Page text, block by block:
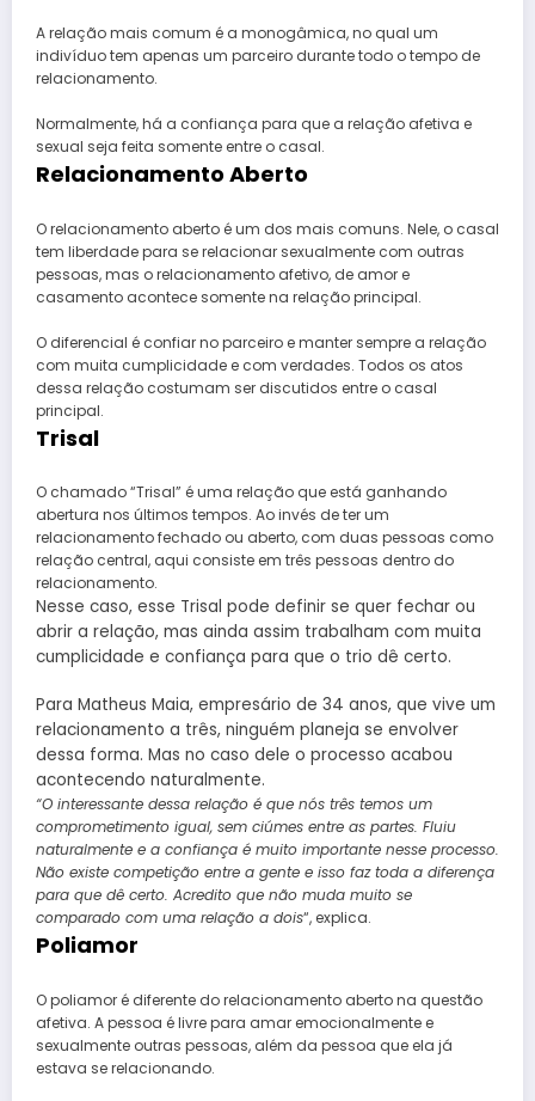
A relação mais comum é a monogâmica, no qual um
indivíduo tem apenas um parceiro durante todo o tempo de
relacionamento.
Normalmente, há a confiança para que a relação afetiva e
sexual seja feita somente entre o casal.
Relacionamento Aberto
O relacionamento aberto é um dos mais comuns. Nele, o casal
tem liberdade para se relacionar sexualmente com outras
pessoas, mas o relacionamento afetivo, de amor e
casamento acontece somente na relação principal.
O diferencial é confiar no parceiro e manter sempre a relação
com muita cumplicidade e com verdades. Todos os atos
dessa relação costumam ser discutidos entre o casal
principal.
Trisal
O chamado “Trisal” é uma relação que está ganhando
abertura nos últimos tempos. Ao invés de ter um
relacionamento fechado ou aberto, com duas pessoas como
relação central, aqui consiste em três pessoas dentro do
relacionamento.
Nesse caso, esse Trisal pode definir se quer fechar ou
abrir a relação, mas ainda assim trabalham com muita
cumplicidade e confiança para que o trio dê certo.
Para Matheus Maia, empresário de 34 anos, que vive um
relacionamento a três, ninguém planeja se envolver
dessa forma. Mas no caso dele o processo acabou
acontecendo naturalmente.
“O interessante dessa relação é que nós três temos um
comprometimento igual, sem ciúmes entre as partes. Fluiu
naturalmente e a confiança é muito importante nesse processo.
Não existe competição entre a gente e isso faz toda a diferença
para que dê certo. Acredito que não muda muito se
comparado com uma relação a dois“, explica.
Poliamor
O poliamor é diferente do relacionamento aberto na questão
afetiva. A pessoa é livre para amar emocionalmente e
sexualmente outras pessoas, além da pessoa que ela já
estava se relacionando.